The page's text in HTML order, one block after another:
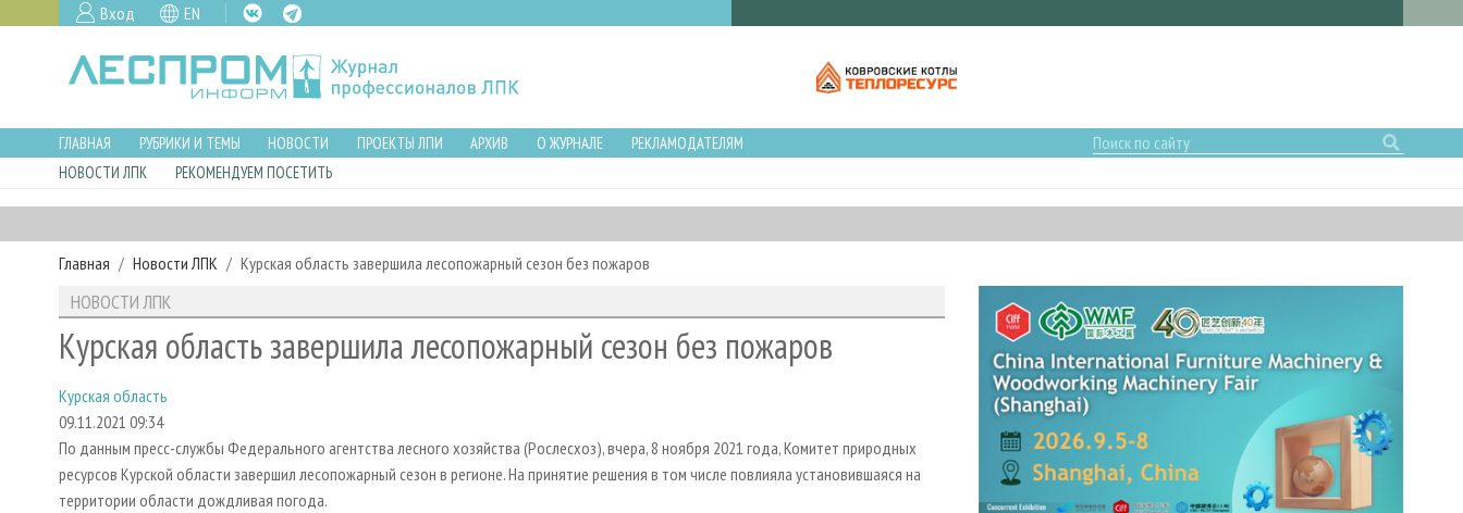
Вход EN
ГЛАВНАЯ РУБРИКИ И ТЕМЫ НОВОСТИ ПРОЕКТЫ ЛПИ АРХИВ О ЖУРНАЛЕ
РЕКЛАМОДАТЕЛЯМ
НОВОСТИ ЛПК
РЕКОМЕНДУЕМ ПОСЕТИТЬ
Главная Новости ЛПК Курская область завершила лесопожарный сезон без пожаров
НОВОСТИ ЛПК
Курская область завершила лесопожарный сезон без пожаров
Курская область
09.11.2021 09:34
По данным пресс-службы Федерального агентства лесного хозяйства (Рослесхоз), вчера, 8 ноября 2021 года, Комитет природных
ресурсов Курской области завершил лесопожарный сезон в регионе. На принятие решения в том числе повлияла установившаяся на
территории области дождливая погода.